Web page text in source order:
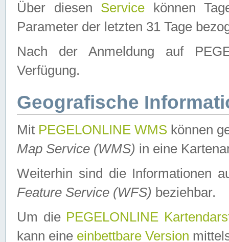
Über diesen Service können
Parameter der letzten 31 Tage
Nach der Anmeldung auf
Verfügung.
Geografische
Mit PEGELONLINE WMS können
Map Service (WMS) in eine
Weiterhin sind die Informationen
Feature Service (WFS) beziehbar.
Um die PEGELONLINE
kann eine einbettbare Version